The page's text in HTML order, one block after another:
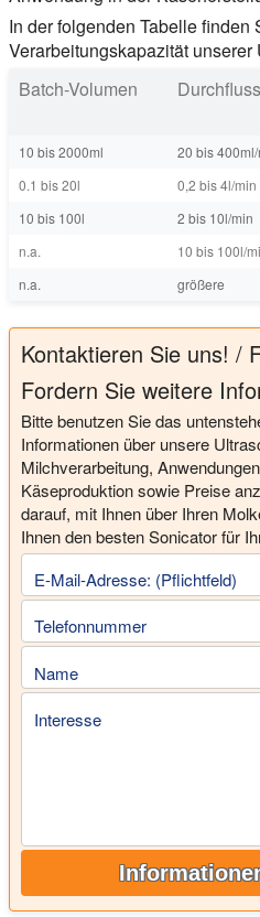
In der folgenden Tabelle finden
Verarbeitungskapazität
Batch-Volumen
Durchfluss
10 bis 2000ml 20 bis
0.1 bis 20l
0,2 bis 4l/min
10 bis 100l
2 bis 10l/min
n.a.
10 bis 100l/
n.a.
größere
Kontaktieren Sie uns! /
Fordern Sie weitere
Bitte benutzen Sie das
Informationen über unsere
Milchverarbeitung,
Käseproduktion sowie Preise
darauf, mit Ihnen über Ihren
Ihnen den besten Sonicator für
E-Mail-Adresse: (Pflichtfeld)
Telefonnummer
Name
Interesse